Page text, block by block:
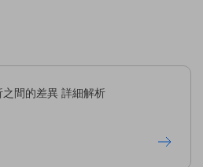
之間的差異 詳細解析